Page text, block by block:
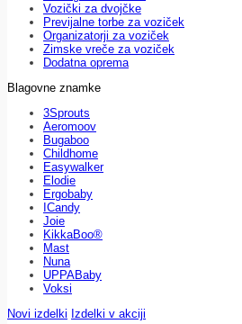
Vozički za dvojčke
Previjalne torbe za voziček
Organizatorji za voziček
Zimske vreče za voziček
Dodatna oprema
Blagovne znamke
3Sprouts
Aeromoov
Bugaboo
Childhome
Easywalker
Elodie
Ergobaby
ICandy
Joie
KikkaBoo®
Mast
Nuna
UPPABaby
Voksi
Novi izdelki Izdelki v akciji